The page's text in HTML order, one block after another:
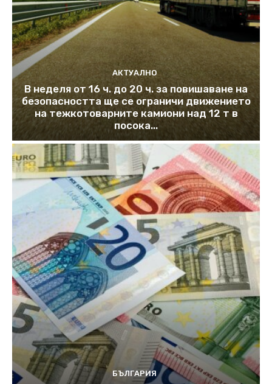
АКТУАЛНО
В неделя от 16 ч. до 20 ч. за повишаване на
безопасността ще се ограничи движението
на тежкотоварните камиони над 12 т в
посока...
БЪЛГАРИЯ